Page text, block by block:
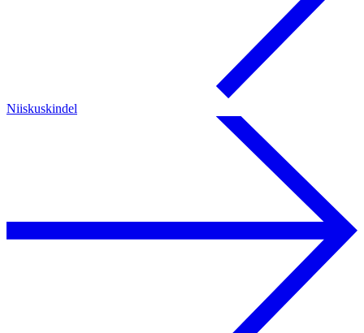
Niiskuskindel